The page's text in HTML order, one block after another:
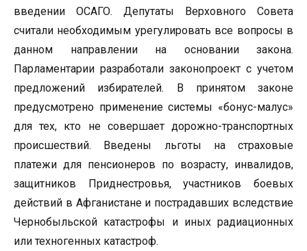
введении ОСАГО. Депутаты Верховного Совета
считали необходимым урегулировать все вопросы в
данном направлении на основании закона.
Парламентарии разработали законопроект с учетом
предложений избирателей. В принятом законе
предусмотрено применение системы «бонус-малус»
для тех, кто не совершает дорожно-транспортных
происшествий. Введены льготы на страховые
платежи для пенсионеров по возрасту, инвалидов,
защитников Приднестровья, участников боевых
действий в Афганистане и пострадавших вследствие
Чернобыльской катастрофы и иных радиационных
или техногенных катастроф.